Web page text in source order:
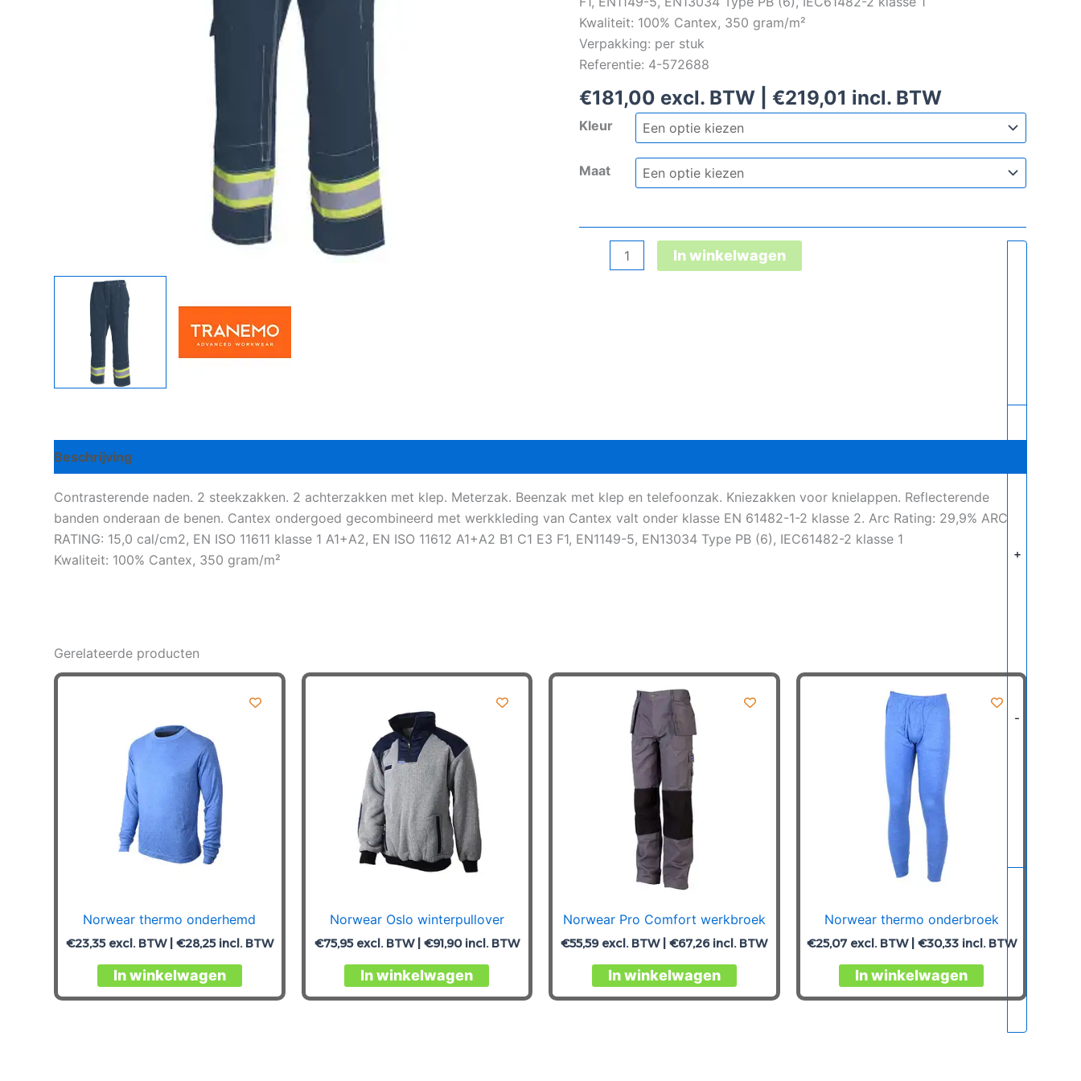
Kwaliteit: 100% Cantex, 350 gram/m²
Verpakking: per stuk
Referentie: 4-572688
€181,00 excl. BTW |€219,01 incl. BTW
Kleur
Maat
-
Tranemo
Cantex
+
In winkelwagen
Beschrijving
Contrasterende naden. 2 steekzakken. 2 achterzakken met klep. Meterzak. Beenzak met klep en telefoonzak. Kniezakken voor knielappen. Reflecterende
banden onderaan de benen. Cantex ondergoed gecombineerd met werkkleding van Cantex valt onder klasse EN 61482-1-2 klasse 2. Arc Rating: 29,9% ARC
RATING: 15,0 cal/cm2, EN ISO 11611 klasse 1 A1+A2, EN ISO 11612 A1+A2 B1 C1 E3 F1, EN1149-5, EN13034 Type PB (6), IEC61482-2 klasse 1
Kwaliteit: 100% Cantex, 350 gram/m²
Gerelateerde producten
Norwear thermo onderhemd
€23,35excl. BTW | €28,25incl. BTW
In winkelwagen
Dit
product
Norwear Oslo winterpullover
€75,95excl. BTW | €91,90incl. BTW
In winkelwagen
Dit
product
Norwear Pro Comfort werkbroek
€55,59excl. BTW |€67,26incl. BTW
In winkelwagen
Dit
product
Norwear thermo onderbroek
€25,07excl. BTW | €30,33incl. BTW
In winkelwagen
Dit
product
meerdere